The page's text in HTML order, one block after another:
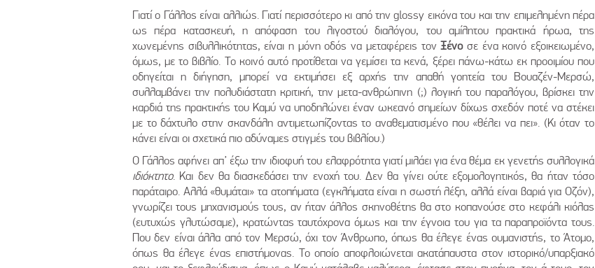
Γιατί ο Γάλλος είναι αλλιώς. Γιατί περισσότερο κι από την glossy εικόνα του και την επιμελημένη πέρα
ως πέρα κατασκευή, η απόφαση του λιγοστού διαλόγου, του αμίλητου πρακτικά ήρωα, της
χωνεμένης σιβυλλικότητας, είναι η μόνη οδός να μεταφέρεις τονΞένοσε ένα κοινό εξοικειωμένο,
όμως, με το βιβλίο. Το κοινό αυτό προτίθεται να γεμίσει τα κενά, ξέρει πάνω-κάτω εκ προοιμίου που
οδηγείται η διήγηση, μπορεί να εκτιμήσει εξ αρχής την απαθή γοητεία του Βουαζέν-Μερσώ,
συλλαμβάνει την πολυδιάστατη κριτική, την μετα-ανθρώπινη (;) λογική του παραλόγου, βρίσκει την
καρδιά της πρακτικής του Καμύ να υποδηλώνει έναν ωκεανό σημείων δίχως σχεδόν ποτέ να στέκει
με το δάχτυλο στην σκανδάλη αντιμετωπίζοντας το αναθεματισμένο που «θέλει να πει». (Κι όταν το
κάνει είναι οι σχετικά πιο αδύναμες στιγμές του βιβλίου.)
Ο Γάλλος αφήνει απ’ έξω την ιδιοφυή του ελαφρότητα γιατί μιλάει για ένα θέμα εκ γενετής συλλογικά
ιδιόκτητο. Και δεν θα διασκεδάσει την ενοχή του. Δεν θα γίνει ούτε εξομολογητικός, θα ήταν τόσο
παράταιρο. Αλλά «θυμάται» τα ατοπήματα (εγκλήματα είναι η σωστή λέξη, αλλά είναι βαριά για Οζόν),
γνωρίζει τους μηχανισμούς τους, αν ήταν άλλος σκηνοθέτης θα στο κοπανούσε στο κεφάλι κιόλας
(ευτυχώς γλυτώσαμε), κρατώντας ταυτόχρονα όμως και την έγνοια του για τα παραπροϊόντα τους.
Που δεν είναι άλλα από τον Μερσώ, όχι τον Άνθρωπο, όπως θα έλεγε ένας ουμανιστής, το Άτομο,
όπως θα έλεγε ένας επιστήμονας. Το οποίο αποφλοιώνεται ακατάπαυστα στον ιστορικό/υπαρξιακό